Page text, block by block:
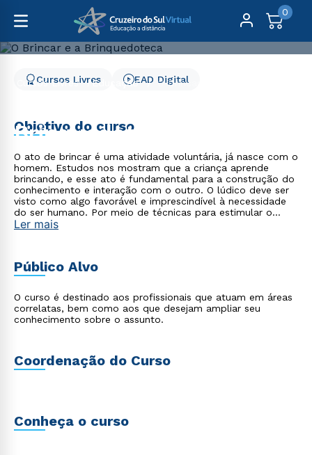
0
Cursos Livres Educação O Brincar e a Brinquedoteca
Brinquedoteca
Cursos Livres EAD Digital
Objetivo do curso
O ato de brincar é uma atividade voluntária, já nasce com o
homem. Estudos nos mostram que a criança aprende
brincando, e esse ato é fundamental para a construção do
conhecimento e interação com o outro. O lúdico deve ser
visto como algo favorável e imprescindível à necessidade
do ser humano. Por meio de técnicas para estimular o
desenvolvimento integral infantil, a valorização do brincar e
desenvolvimento infantil.
Ler mais
Público Alvo
O curso é destinado aos profissionais que atuam em áreas
correlatas, bem como aos que desejam ampliar seu
conhecimento sobre o assunto.
Coordenação do Curso
Conheça o curso